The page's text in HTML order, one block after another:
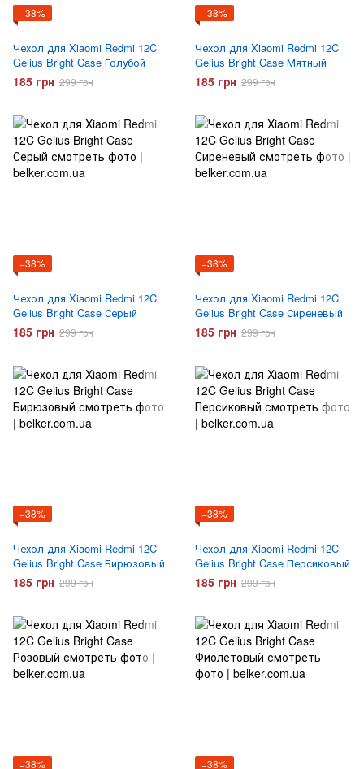
−38%
Чехол для Xiaomi Redmi 12C
Gelius Bright Case Голубой
185 грн 299 грн
−38%
Чехол для Xiaomi Redmi 12C
Gelius Bright Case Мятный
185 грн 299 грн
−38%
Чехол для Xiaomi Redmi 12C
Gelius Bright Case Серый
185 грн 299 грн
−38%
Чехол для Xiaomi Redmi 12C
Gelius Bright Case Сиреневый
185 грн 299 грн
−38%
Чехол для Xiaomi Redmi 12C
Gelius Bright Case Бирюзовый
185 грн 299 грн
−38%
Чехол для Xiaomi Redmi 12C
Gelius Bright Case Персиковый
185 грн 299 грн
−38% −38%